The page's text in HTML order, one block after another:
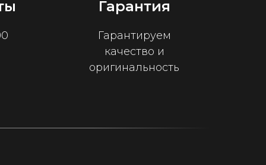
Гарантия
Гарантируем
качество и
оригинальность